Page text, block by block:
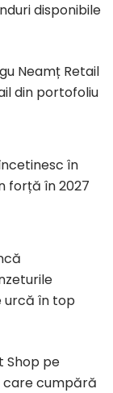
disponibile
Neamț Retail
din portofoliu
în
forță în 2027
urcă în top
Shop pe
care cumpără